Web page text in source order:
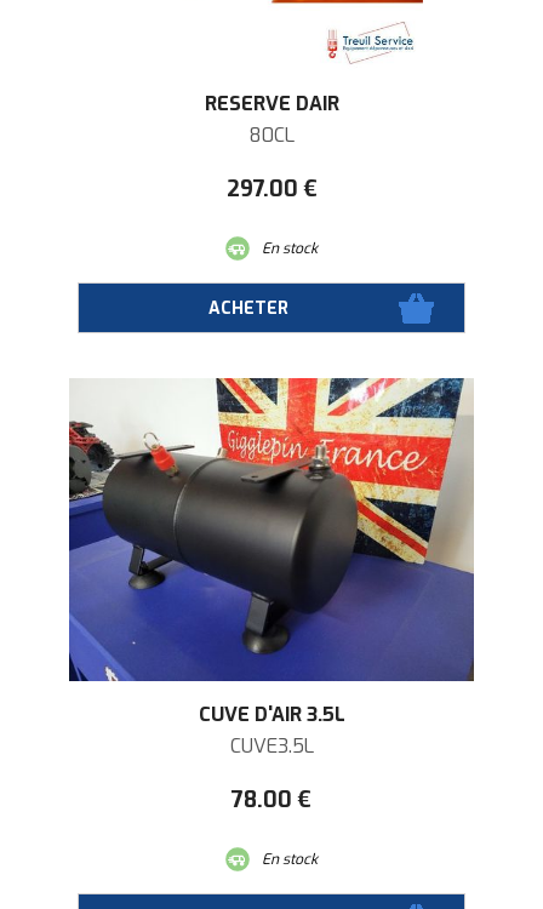
RESERVE DAIR
80CL
297.00 €
En stock
CUVE D'AIR 3.5L
CUVE3.5L
78.00 €
En stock